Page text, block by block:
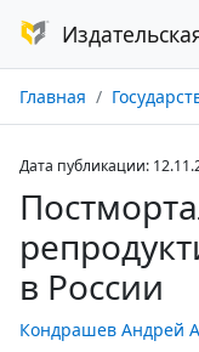
Главная Государственная власть и местное
Дата публикации:
в России
Кондрашев Андрей